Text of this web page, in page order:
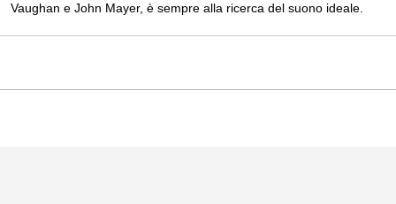
Vaughan e John Mayer, è sempre alla ricerca del suono ideale.